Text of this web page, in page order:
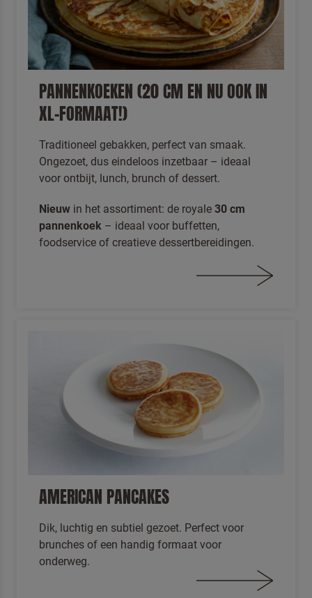
PANNENKOEKEN (20 CM EN NU OOK IN
XL-FORMAAT!)
Traditioneel gebakken, perfect van smaak.
Ongezoet, dus eindeloos inzetbaar – ideaal
voor ontbijt, lunch, brunch of dessert.
Nieuw in het assortiment: de royale 30 cm
pannenkoek – ideaal voor buffetten,
foodservice of creatieve dessertbereidingen.
AMERICAN PANCAKES
Dik, luchtig en subtiel gezoet. Perfect voor
brunches of een handig formaat voor
onderweg.
Om spam te bestrijden, selecteer hieronder de
Ik ben een professional
Door op versturen te klikken, gaat u akkoord metonze